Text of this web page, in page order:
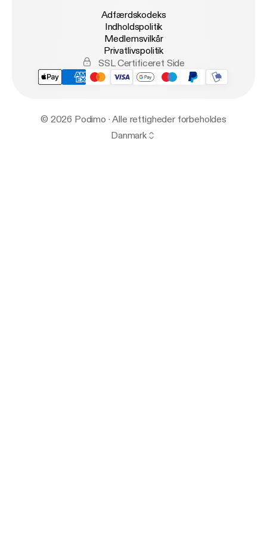
Adfærdskodeks
Indholdspolitik
Medlemsvilkår
Privatlivspolitik
SSL Certificeret Side
© 2026 Podimo · Alle rettigheder forbeholdes
Danmark